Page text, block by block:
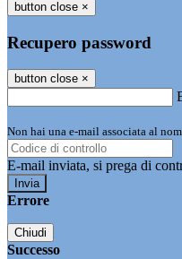
button close ×
Recupero password
button close ×
Non hai una e-mail associata al
E-mail inviata, si prega di
Errore
Chiudi
Successo